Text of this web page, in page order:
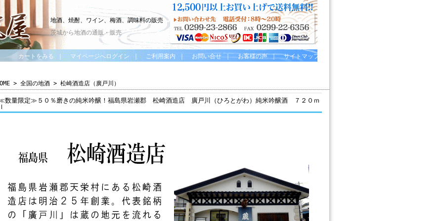
地酒、焼酎、ワイン、梅酒、調味料の販売
茨城から地酒の通販・販売
カートをみる｜ マイページへログイン｜ ご利用案内 ｜ お問い合せ｜ お客様の声｜ サイトマップ
> 全国の地酒 > 松崎酒造店（廣戸川）
数量限定≫５０％磨きの純米吟醸！福島県岩瀬郡 松崎酒造店 廣戸川（ひろとがわ）純米吟醸酒 ７２０ｍ